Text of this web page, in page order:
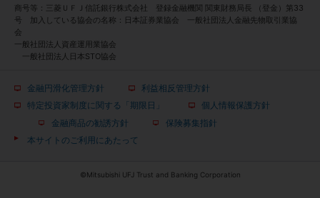
商号等：三菱ＵＦＪ信託銀行株式会社 登録金融機関 関東財務局長 （登金）第33
号 加入している協会の名称：日本証券業協会 一般社団法人金融先物取引業協
会
一般社団法人資産運用業協会
一般社団法人日本STO協会
金融円滑化管理方針
利益相反管理方針
特定投資家制度に関する「期限日」
個人情報保護方針
金融商品の勧誘方針
保険募集指針
本サイトのご利用にあたって
©Mitsubishi UFJ Trust and Banking Corporation